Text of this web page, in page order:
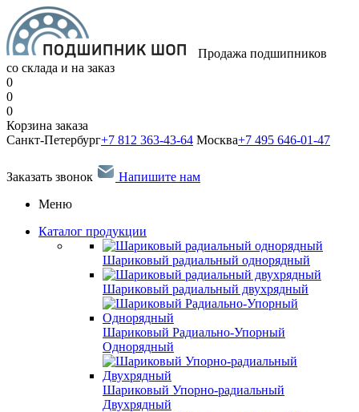
Продажа подшипников
со склада и на заказ
0
0
0
Корзина заказа
Санкт-Петербург+7 812 363-43-64 Москва+7 495 646-01-47
Заказать звонок
Напишите нам
Меню
Каталог продукции
Шариковый радиальный однорядный
Шариковый радиальный двухрядный
Шариковый Радиально-Упорный
Однорядный
Шариковый Упорно-радиальный
Двухрядный